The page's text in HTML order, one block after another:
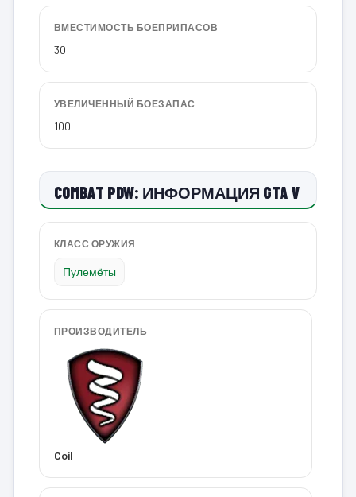
ВМЕСТИМОСТЬ БОЕПРИПАСОВ
30
УВЕЛИЧЕННЫЙ БОЕЗАПАС
100
COMBAT PDW: ИНФОРМАЦИЯ GTA V
КЛАСС ОРУЖИЯ
Пулемёты
ПРОИЗВОДИТЕЛЬ
Coil